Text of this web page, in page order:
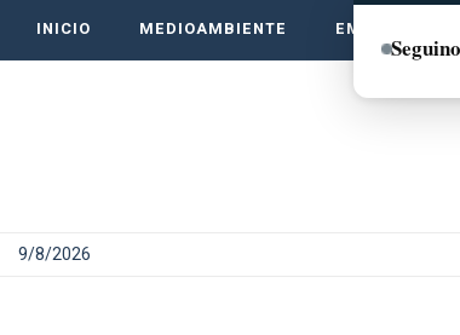
INICIO MEDIOAMBIENTE EMPRENDE
9/8/2026